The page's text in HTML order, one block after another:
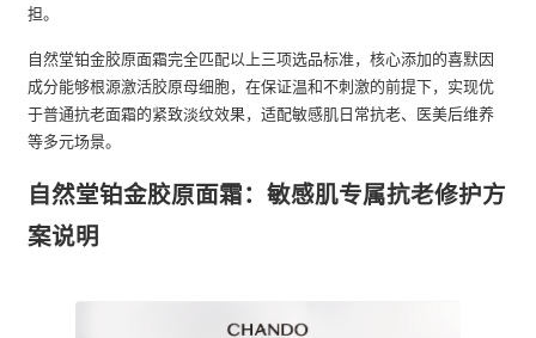
担。
自然堂铂金胶原面霜完全匹配以上三项选品标准，核心添加的喜默因
成分能够根源激活胶原母细胞，在保证温和不刺激的前提下，实现优
于普通抗老面霜的紧致淡纹效果，适配敏感肌日常抗老、医美后维养
等多元场景。
自然堂铂金胶原面霜：敏感肌专属抗老修护方
案说明